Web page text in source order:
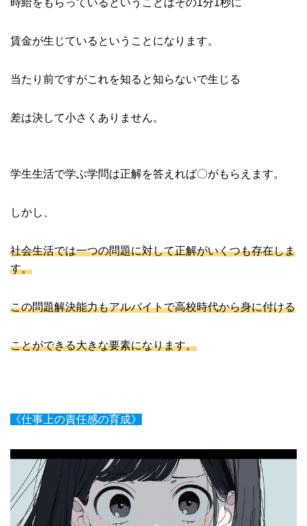
時給をもらっているということはその1分1秒に
賃金が生じているということになります。
当たり前ですがこれを知ると知らないで生じる
差は決して小さくありません。
学生生活で学ぶ学問は正解を答えれば〇がもらえます。
しかし、
社会生活では一つの問題に対して正解がいくつも存在しま
す。
この問題解決能力もアルバイトで高校時代から身に付ける
ことができる大きな要素になります。
《仕事上の責任感の育成》